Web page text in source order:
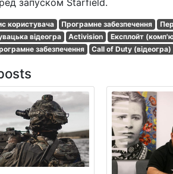
запуском Starfield.
користувача Програмне забезпечення
відеогра
Activision Експлойт
забезпечення
Call of Duty (відеогра)